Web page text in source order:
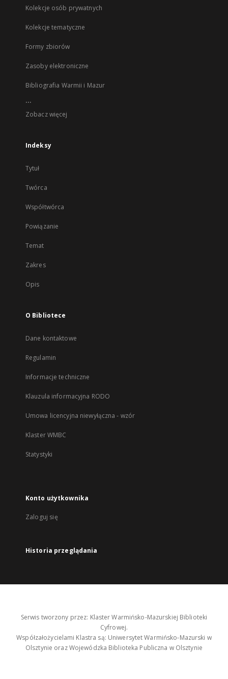
Kolekcje osób prywatnych
Kolekcje tematyczne
Formy zbiorów
Zasoby elektroniczne
Bibliografia Warmii i Mazur
...
Zobacz więcej
Indeksy
Tytuł
Twórca
Współtwórca
Powiązanie
Temat
Zakres
Opis
O Bibliotece
Dane kontaktowe
Regulamin
Informacje techniczne
Klauzula informacyjna RODO
Umowa licencyjna niewyłączna - wzór
Klaster WMBC
Statystyki
Konto użytkownika
Zaloguj się
Historia przeglądania
Serwis tworzony przez: Klaster Warmińsko-Mazurskiej Biblioteki
Cyfrowej.
Współzałożycielami Klastra są: Uniwersytet Warmińsko-Mazurski w
Olsztynie oraz Wojewódzka Biblioteka Publiczna w Olsztynie